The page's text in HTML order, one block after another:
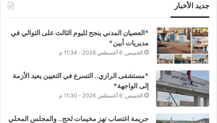
جديد الأخبار
*العصيان المدني ينجح لليوم الثالث على التوالي في
مديريات أبين*
الخميس, 6 أغسطس 2026 - 11:34 م
*مستشفى الرازي.. التسرع في التعيين يعيد الأزمة
إلى الواجهة*
الخميس, 6 أغسطس 2026 - 11:30 م
جريمة اغتصاب تهز مخيمات لحج.. والمجلس المحلي